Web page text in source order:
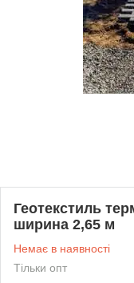
Геотекстиль
ширина 2,65 м
Немає в наявності
Тільки опт